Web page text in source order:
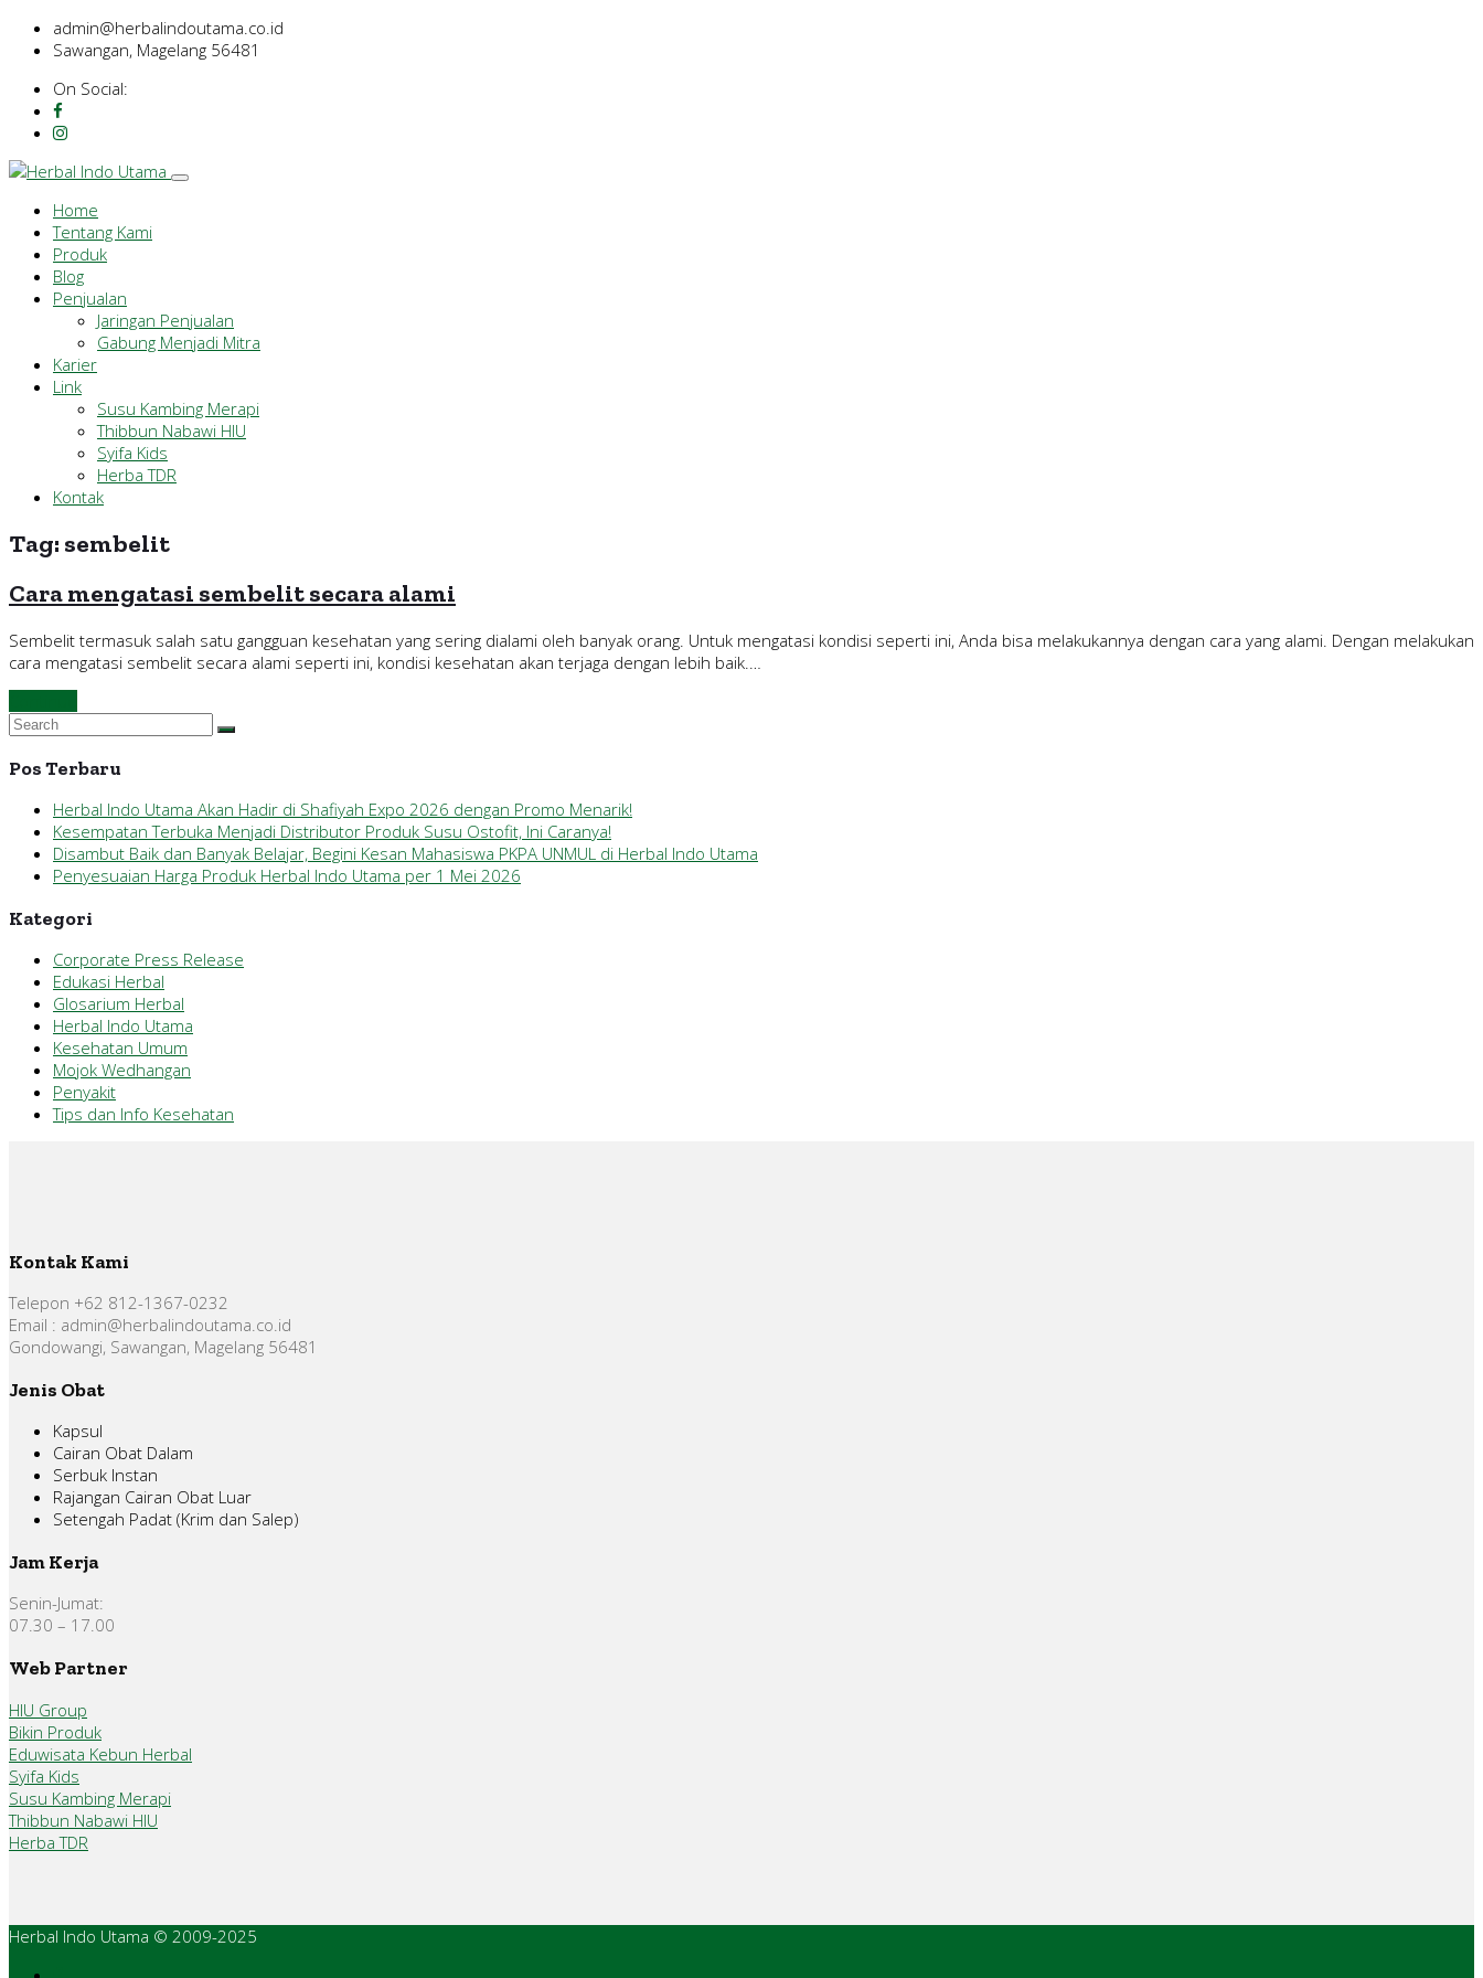
admin@herbalindoutama.co.id
Sawangan, Magelang 56481
On Social:
Home
Tentang Kami
Produk
Blog
Penjualan
Jaringan Penjualan
Gabung Menjadi Mitra
Karier
Link
Susu Kambing Merapi
Thibbun Nabawi HIU
Syifa Kids
Herba TDR
Kontak
Tag: sembelit
Cara mengatasi sembelit secara alami
Sembelit termasuk salah satu gangguan kesehatan yang sering dialami oleh banyak orang. Untuk mengatasi kondisi seperti ini, Anda bisa melakukannya dengan cara yang alami. Dengan melakukan
cara mengatasi sembelit secara alami seperti ini, kondisi kesehatan akan terjaga dengan lebih baik.…
Pos Terbaru
Herbal Indo Utama Akan Hadir di Shafiyah Expo 2026 dengan Promo Menarik!
Kesempatan Terbuka Menjadi Distributor Produk Susu Ostofit, Ini Caranya!
Disambut Baik dan Banyak Belajar, Begini Kesan Mahasiswa PKPA UNMUL di Herbal Indo Utama
Penyesuaian Harga Produk Herbal Indo Utama per 1 Mei 2026
Kategori
Corporate Press Release
Edukasi Herbal
Glosarium Herbal
Herbal Indo Utama
Kesehatan Umum
Mojok Wedhangan
Penyakit
Tips dan Info Kesehatan
Kontak Kami
Telepon +62 812-1367-0232
Email : admin@herbalindoutama.co.id
Gondowangi, Sawangan, Magelang 56481
Jenis Obat
Kapsul
Cairan Obat Dalam
Serbuk Instan
Rajangan Cairan Obat Luar
Setengah Padat (Krim dan Salep)
Jam Kerja
Senin-Jumat:
07.30 – 17.00
Web Partner
HIU Group
Bikin Produk
Eduwisata Kebun Herbal
Syifa Kids
Susu Kambing Merapi
Thibbun Nabawi HIU
Herba TDR
Herbal Indo Utama © 2009-2025